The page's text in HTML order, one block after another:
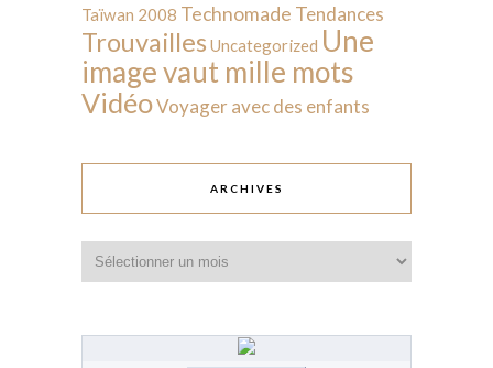
Taïwan 2008 Technomade Tendances
Trouvailles Uncategorized Une
image vaut mille mots
VidéoVoyager avec des enfants
ARCHIVES